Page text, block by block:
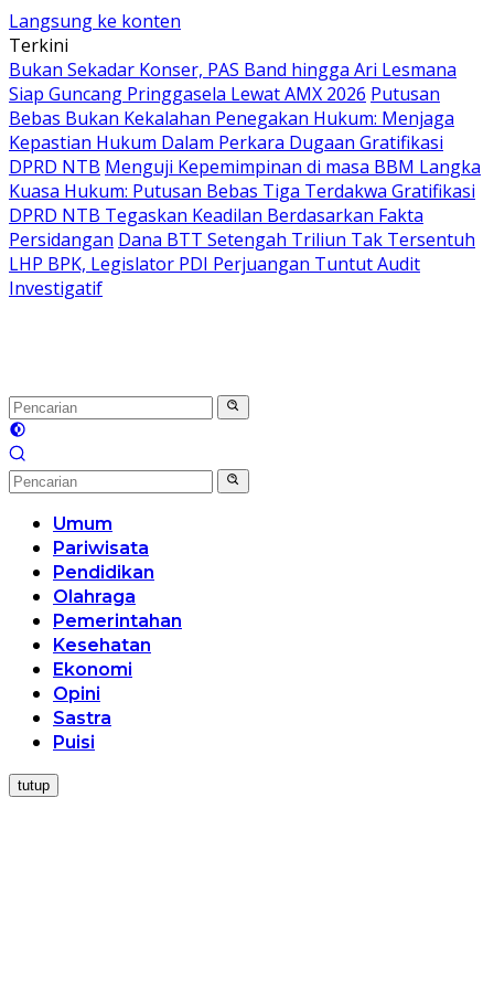
Langsung ke konten
Terkini
Bukan Sekadar Konser, PAS Band hingga Ari Lesmana
Siap Guncang Pringgasela Lewat AMX 2026 Putusan
Bebas Bukan Kekalahan Penegakan Hukum: Menjaga
Kepastian Hukum Dalam Perkara Dugaan Gratifikasi
DPRD NTB Menguji Kepemimpinan di masa BBM Langka
Kuasa Hukum: Putusan Bebas Tiga Terdakwa Gratifikasi
DPRD NTB Tegaskan Keadilan Berdasarkan Fakta
Persidangan Dana BTT Setengah Triliun Tak Tersentuh
LHP BPK, Legislator PDI Perjuangan Tuntut Audit
Investigatif
Umum
Pariwisata
Pendidikan
Olahraga
Pemerintahan
Kesehatan
Ekonomi
Opini
Sastra
Puisi
tutup